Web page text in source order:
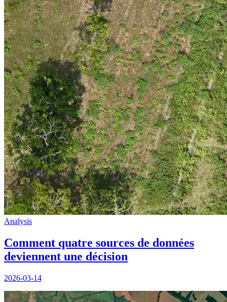
Analysis
Comment quatre sources de données
deviennent une décision
2026-03-14